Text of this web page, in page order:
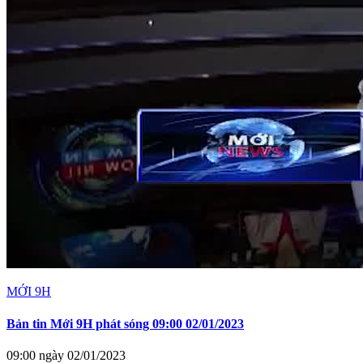
MỚI 9H
Bản tin Mới 9H phát sóng 09:00 02/01/2023
09:00 ngày 02/01/2023